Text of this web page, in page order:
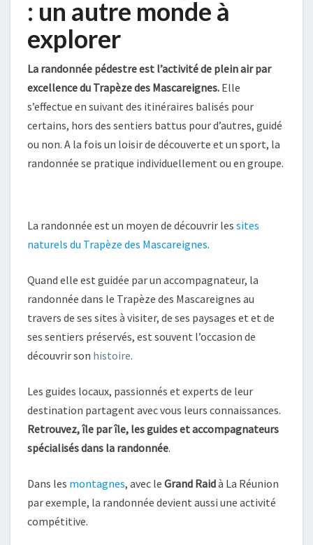
: un autre monde à
explorer
La randonnée pédestre est l’activité de plein air par
excellence du Trapèze des Mascareignes. Elle
s’effectue en suivant des itinéraires balisés pour
certains, hors des sentiers battus pour d’autres, guidé
ou non. A la fois un loisir de découverte et un sport, la
randonnée se pratique individuellement ou en groupe.
La randonnée est un moyen de découvrir les sites
naturels du Trapèze des Mascareignes.
Quand elle est guidée par un accompagnateur, la
randonnée dans le Trapèze des Mascareignes au
travers de ses sites à visiter, de ses paysages et et de
ses sentiers préservés, est souvent l’occasion de
découvrir son histoire.
Les guides locaux, passionnés et experts de leur
destination partagent avec vous leurs connaissances.
Retrouvez, île par île, les guides et accompagnateurs
spécialisés dans la randonnée.
Dans les montagnes, avec le Grand Raidà La Réunion
par exemple, la randonnée devient aussi une activité
compétitive.